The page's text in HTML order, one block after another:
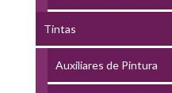
Tintas
Auxiliares de Pintura